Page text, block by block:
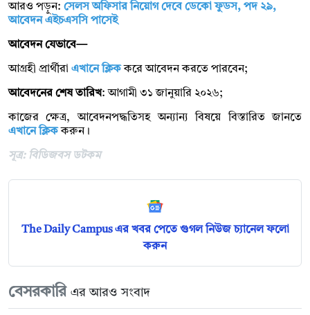
আরও পড়ুন: সেলস অফিসার নিয়োগ দেবে ডেকো ফুডস, পদ ২৯,
আবেদন এইচএসসি পাসেই
আবেদন যেভাবে—
আগ্রহী প্রার্থীরা এখানে ক্লিককরে আবেদন করতে পারবেন;
আবেদনের শেষ তারিখ: আগামী ৩১ জানুয়ারি ২০২৬;
কাজের ক্ষেত্র, আবেদনপদ্ধতিসহ অন্যান্য বিষয়ে বিস্তারিত জানতে
এখানে ক্লিককরুন।
সূত্র: বিডিজবস ডটকম
The Daily Campus এর খবর পেতে গুগল নিউজ চ্যানেল ফলো
করুন
বেসরকারি এর আরও সংবাদ